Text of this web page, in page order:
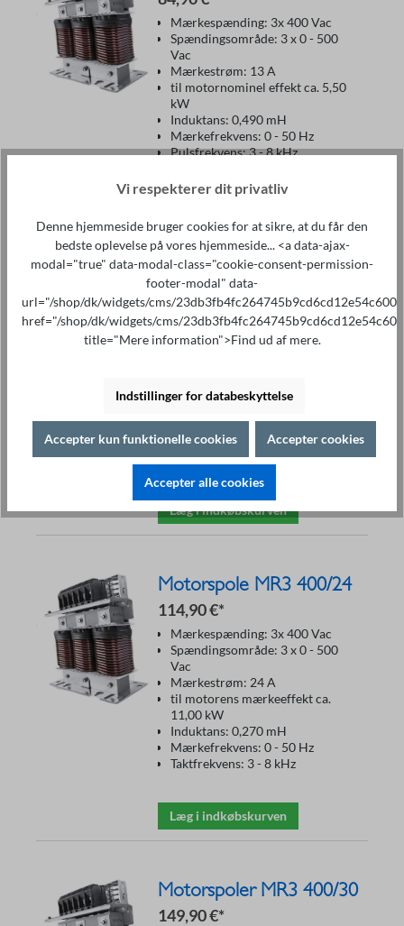
Mærkespænding: 3x 400 Vac
Spændingsområde: 3 x 0 - 500
Vac
Mærkestrøm: 13 A
til motornominel effekt ca. 5,50
kW
Induktans: 0,490 mH
Mærkefrekvens: 0 - 50 Hz
Pulsfrekvens: 3 - 8 kHz
Motorspole MR3 400/18
105,90 €*
Mærkespænding: 3x 400 Vac
Spændingsområde: 3 x 0 - 500
til motor-nominel effekt ca. 7,50
Induktans: 0,350 mH
Mærkefrekvens: 0 - 50 Hz
Takfrekvens: 3 - 8 kHz
Læg i indkøbskurven
Motorspole MR3 400/24
114,90 €*
Mærkespænding: 3x 400 Vac
Spændingsområde: 3 x 0 - 500
Vac
Mærkestrøm: 24 A
til motorens mærkeeffekt ca.
11,00 kW
Induktans: 0,270 mH
Mærkefrekvens: 0 - 50 Hz
Taktfrekvens: 3 - 8 kHz
Læg i indkøbskurven
Motorspoler MR3 400/30
149,90 €*
Vi respekterer dit privatliv
Denne hjemmeside bruger cookies for at sikre, at du får den
bedste oplevelse på vores hjemmeside... <a data-ajax-
modal="true" data-modal-class="cookie-consent-permission-
footer-modal" data-
url="/shop/dk/widgets/cms/23db3fb4fc264745b9cd6cd12e54c600"
href="/shop/dk/widgets/cms/
title="Mere information">Find ud af mere.
Indstillinger for databeskyttelse
Accepter kun funktionelle cookies Accepter cookies
Accepter alle cookies